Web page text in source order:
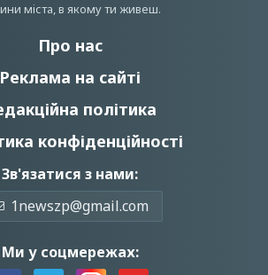
мiста, в якому ти живеш.
Про нас
Реклама на сайті
політика
конфіденційності
Зв'язатися з нами:
1newszp@gmail.com
Ми у соцмережах: